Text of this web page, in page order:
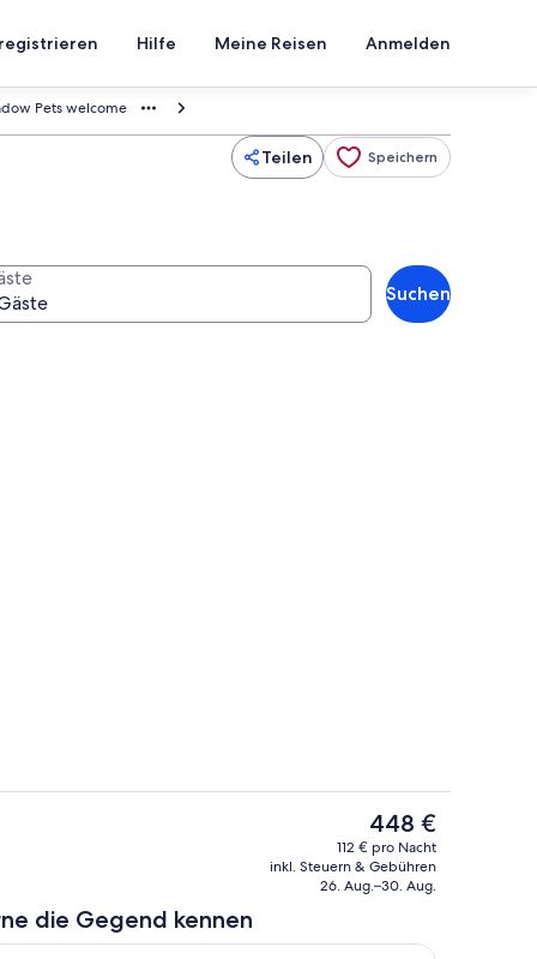
Hilfe Meine Reisen Anmelden
Pets welcome
Teilen Speichern
Suchen
Der
aktuelle
Preis
beträgt
448 €
112 € pro Nacht
inkl. Steuern & Gebühren
26. Aug.–30. Aug.
die Gegend kennen